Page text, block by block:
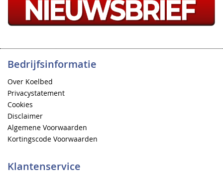
Bedrijfsinformatie
Over Koelbed
Privacystatement
Cookies
Disclaimer
Algemene Voorwaarden
Kortingscode Voorwaarden
Klantenservice